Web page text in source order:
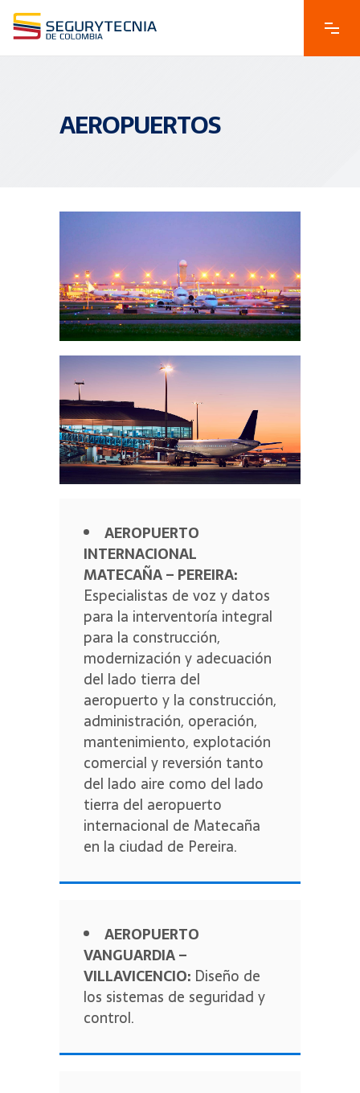
AEROPUERTOS
AEROPUERTO
INTERNACIONAL
MATECAÑA – PEREIRA:
Especialistas de voz y datos
para la interventoría integral
para la construcción,
modernización y adecuación
del lado tierra del
aeropuerto y la construcción,
administración, operación,
mantenimiento, explotación
comercial y reversión tanto
del lado aire como del lado
tierra del aeropuerto
internacional de Matecaña
en la ciudad de Pereira.
AEROPUERTO
VANGUARDIA –
VILLAVICENCIO: Diseño de
los sistemas de seguridad y
control.